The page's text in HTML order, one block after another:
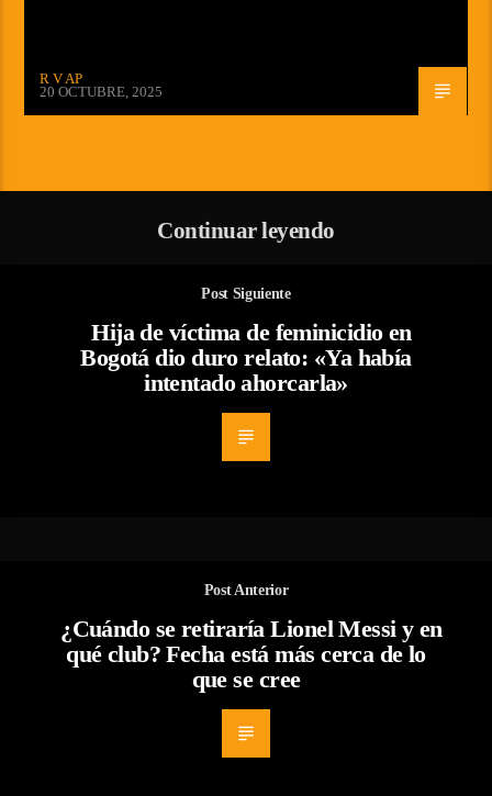
R V AP
20 OCTUBRE, 2025
Continuar leyendo
Post Siguiente
Hija de víctima de feminicidio en
Bogotá dio duro relato: «Ya había
intentado ahorcarla»
Post Anterior
¿Cuándo se retiraría Lionel Messi y en
qué club? Fecha está más cerca de lo
que se cree